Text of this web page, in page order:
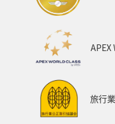
APEX
旅行